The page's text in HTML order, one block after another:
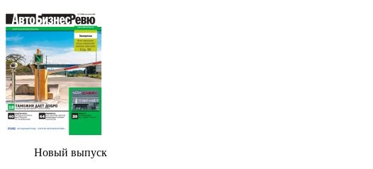
Новый выпуск